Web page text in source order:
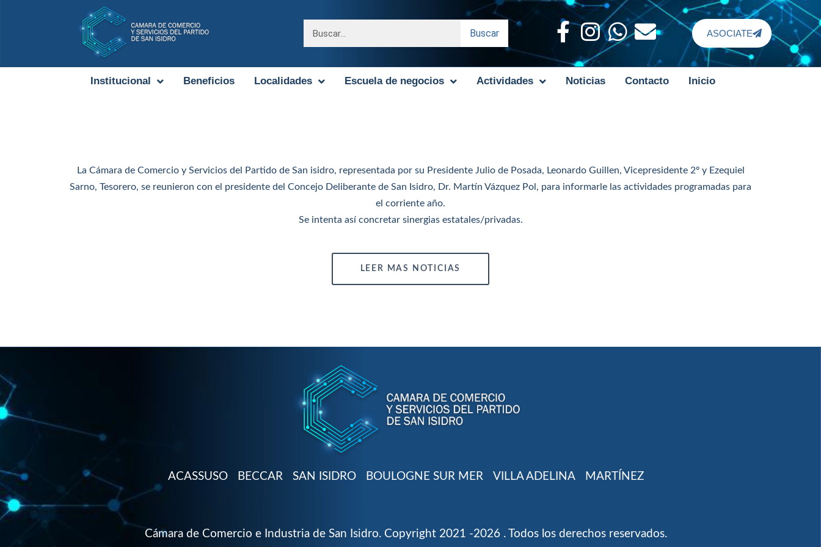
Buscar ASOCIATE
Institucional Beneficios Localidades Escuela de negocios Actividades Noticias Contacto Inicio
La Cámara de Comercio y Servicios del Partido de San isidro, representada por su Presidente Julio de Posada, Leonardo Guillen, Vicepresidente 2º y Ezequiel
Sarno, Tesorero, se reunieron con el presidente del Concejo Deliberante de San Isidro, Dr. Martín Vázquez Pol, para informarle las actividades programadas para
el corriente año.
Se intenta así concretar sinergias estatales/privadas.
LEER MAS NOTICIAS
ACASSUSO BECCAR SAN ISIDRO BOULOGNE SUR MER VILLA ADELINA MARTÍNEZ
Cámara de Comercio e Industria de San Isidro. Copyright 2021 -2026 . Todos los derechos reservados.